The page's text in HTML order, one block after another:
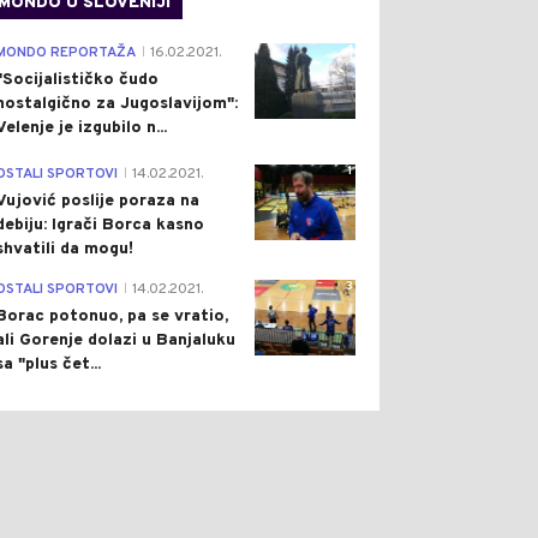
4
REPORTAŽA 16.02.2021.
čudo
za Jugoslavijom":
je izgubilo n...
1
SPORTOVI 14.02.2021.
poslije poraza na
Igrači Borca kasno
da mogu!
3
SPORTOVI 14.02.2021.
potonuo, pa se vratio,
Gorenje dolazi u Banjaluku
"plus čet...